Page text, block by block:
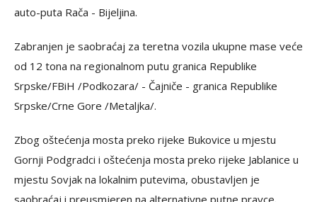
auto-puta Rača - Bijeljina.
Zabranjen je saobraćaj za teretna vozila ukupne mase veće
od 12 tona na regionalnom putu granica Republike
Srpske/FBiH /Podkozara/ - Čajniče - granica Republike
Srpske/Crne Gore /Metaljka/.
Zbog oštećenja mosta preko rijeke Bukovice u mjestu
Gornji Podgradci i oštećenja mosta preko rijeke Jablanice u
mjestu Sovjak na lokalnim putevima, obustavljen je
saobraćaj i preusmjeren na alternativne putne pravce.